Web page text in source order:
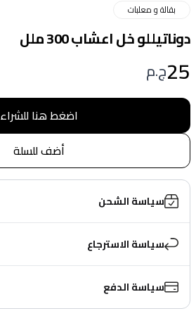
بقالة و معلبات
دوناتيللو خل اعشاب 300 ملل
25ج.م
اضغط هنا للشراء
أضف للسلة
سياسة الشحن
سياسة الاسترجاع
سياسة الدفع